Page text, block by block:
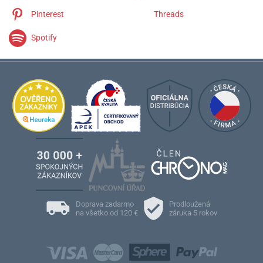
Pinterest Threads
Spotify
Doprava zadarmo
na všetko od 120 €
Prodloužená
záruka 5 rokov